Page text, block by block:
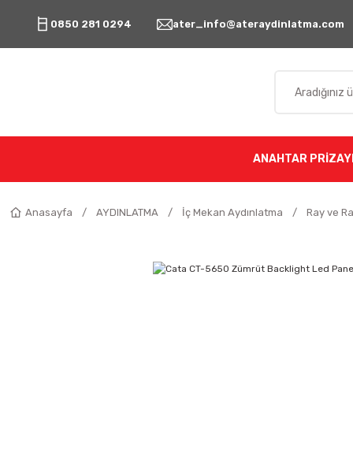
0850 281 0294 ater_info@ateraydinlatma.com
ANAHTAR PRİZ
Anasayfa AYDINLATMA İç Mekan Aydınlatma Ray ve